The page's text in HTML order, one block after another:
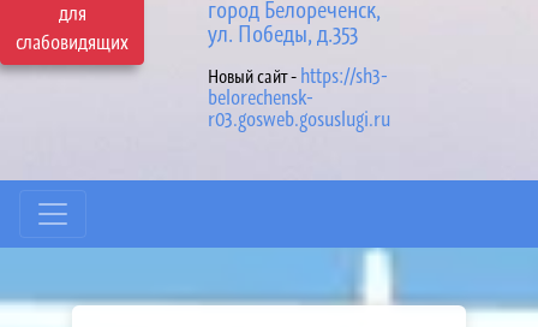
для
слабовидящих
город Белореченск,
ул. Победы, д.353
Новый сайт - https://sh3-
belorechensk-
r03.gosweb.gosuslugi.ru